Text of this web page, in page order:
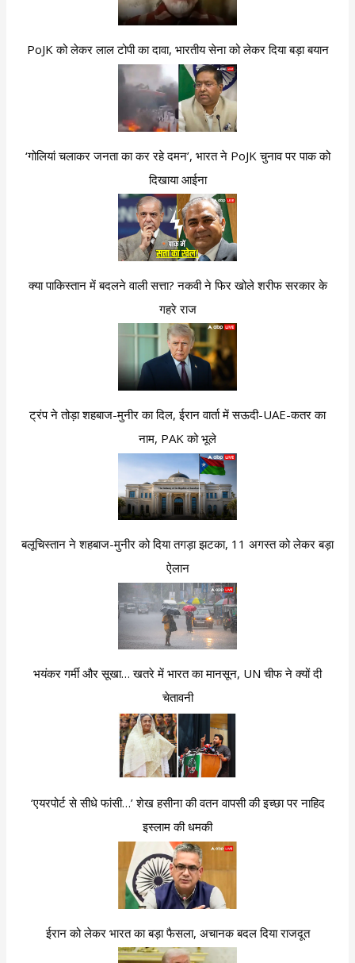
PoJK को लेकर लाल टोपी का दावा, भारतीय सेना को लेकर दिया बड़ा बयान
‘गोलियां चलाकर जनता का कर रहे दमन’, भारत ने PoJK चुनाव पर पाक को
दिखाया आईना
क्या पाकिस्तान में बदलने वाली सत्ता? नकवी ने फिर खोले शरीफ सरकार के
गहरे राज
ट्रंप ने तोड़ा शहबाज-मुनीर का दिल, ईरान वार्ता में सऊदी-UAE-कतर का
नाम, PAK को भूले
बलूचिस्तान ने शहबाज-मुनीर को दिया तगड़ा झटका, 11 अगस्त को लेकर बड़ा
ऐलान
भयंकर गर्मी और सूखा… खतरे में भारत का मानसून, UN चीफ ने क्यों दी
चेतावनी
‘एयरपोर्ट से सीधे फांसी…’ शेख हसीना की वतन वापसी की इच्छा पर नाहिद
इस्लाम की धमकी
ईरान को लेकर भारत का बड़ा फैसला, अचानक बदल दिया राजदूत